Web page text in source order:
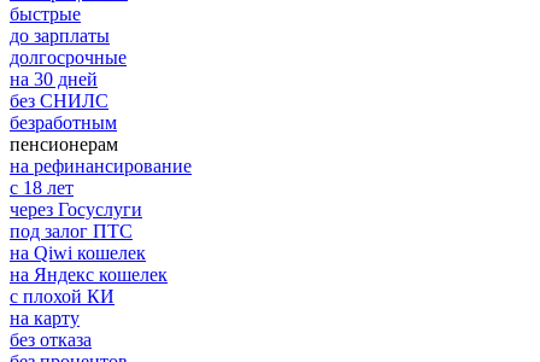
быстрые
до зарплаты
долгосрочные
на 30 дней
без СНИЛС
безработным
пенсионерам
на рефинансирование
с 18 лет
через Госуслуги
под залог ПТС
на Qiwi кошелек
на Яндекс кошелек
с плохой КИ
на карту
без отказа